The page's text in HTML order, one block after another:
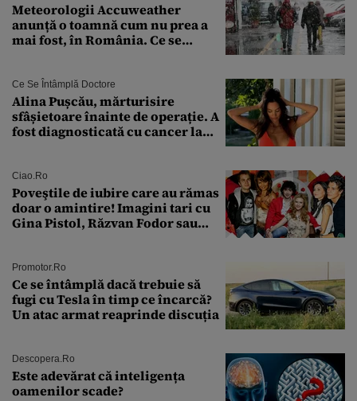
Meteorologii Accuweather
anunță o toamnă cum nu prea a
mai fost, în România. Ce se
București. Pe ce dată ninge
Ce Se Întâmplă Doctore
Alina Pușcău, mărturisire
sfâșietoare înainte de operație. A
fost diagnosticată cu cancer la
îmi salvez viața”
Ciao.ro
Poveştile de iubire care au rămas
doar o amintire! Imagini tari cu
Gina Pistol, Răzvan Fodor sau
Promotor.ro
Ce se întâmplă dacă trebuie să
fugi cu Tesla în timp ce încarcă?
Un atac armat reaprinde discuția
Descopera.ro
Este adevărat că inteligența
oamenilor scade?